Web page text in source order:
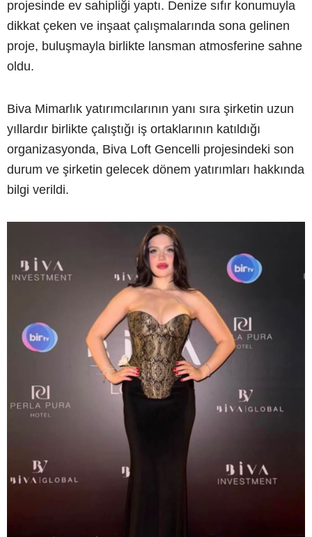
projesinde ev sahipliği yaptı. Denize sıfır konumuyla
dikkat çeken ve inşaat çalışmalarında sona gelinen
proje, buluşmayla birlikte lansman atmosferine sahne
oldu.
Biva Mimarlık yatırımcılarının yanı sıra şirketin uzun
yıllardır birlikte çalıştığı iş ortaklarının katıldığı
organizasyonda, Biva Loft Gencelli projesindeki son
durum ve şirketin gelecek dönem yatırımları hakkında
bilgi verildi.